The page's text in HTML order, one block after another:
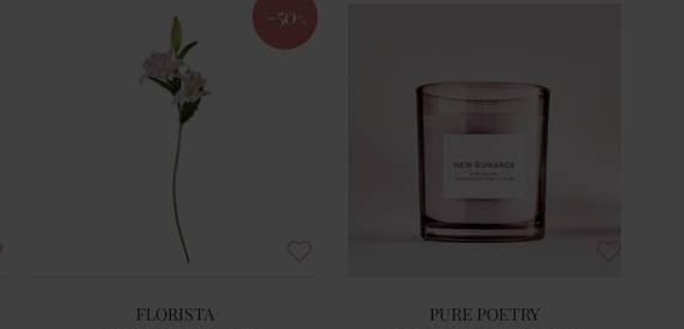
-50 %
FLORISTA PURE POETRY